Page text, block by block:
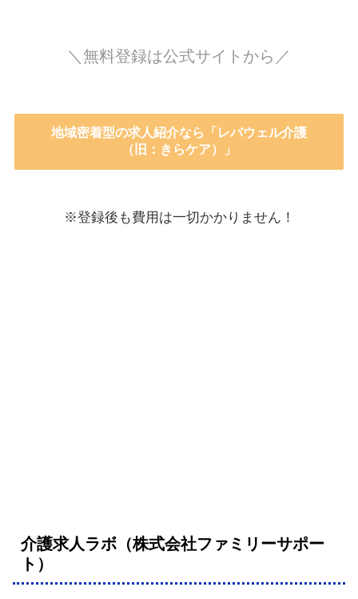
＼無料登録は公式サイトから／
地域密着型の求人紹介なら「レバウェル介護
（旧：きらケア）」
※登録後も費用は一切かかりません！
介護求人ラボ（株式会社ファミリーサポー
ト）